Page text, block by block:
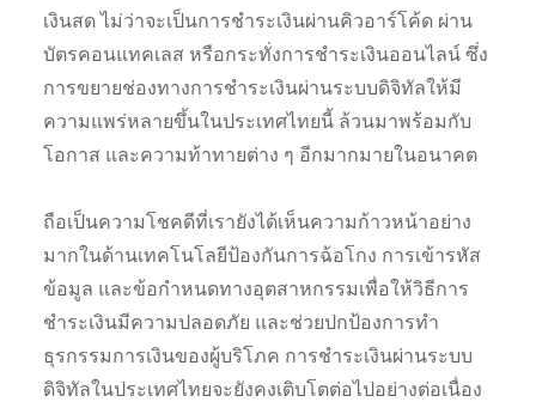
เงินสด ไม่ว่าจะเป็นการชำระเงินผ่านคิวอาร์โค้ด ผ่าน
บัตรคอนแทคเลส หรือกระทั่งการชำระเงินออนไลน์ ซึ่ง
การขยายช่องทางการชำระเงินผ่านระบบดิจิทัลให้มี
ความแพร่หลายขึ้นในประเทศไทยนี้ ล้วนมาพร้อมกับ
โอกาส และความท้าทายต่าง ๆ อีกมากมายในอนาคต
ถือเป็นความโชคดีที่เรายังได้เห็นความก้าวหน้าอย่าง
มากในด้านเทคโนโลยีป้องกันการฉ้อโกง การเข้ารหัส
ข้อมูล และข้อกำหนดทางอุตสาหกรรมเพื่อให้วิธีการ
ชำระเงินมีความปลอดภัย และช่วยปกป้องการทำ
ธุรกรรมการเงินของผู้บริโภค การชำระเงินผ่านระบบ
ดิจิทัลในประเทศไทยจะยังคงเติบโตต่อไปอย่างต่อเนื่อง